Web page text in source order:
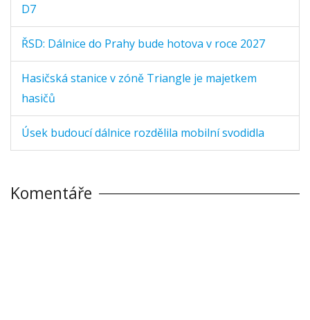
D7
ŘSD: Dálnice do Prahy bude hotova v roce 2027
Hasičská stanice v zóně Triangle je majetkem
hasičů
Úsek budoucí dálnice rozdělila mobilní svodidla
Komentáře